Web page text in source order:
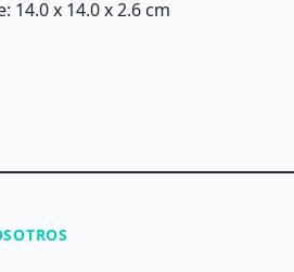
14.0 x 14.0 x 2.6 cm